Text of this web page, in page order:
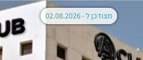
מצודכן ל -